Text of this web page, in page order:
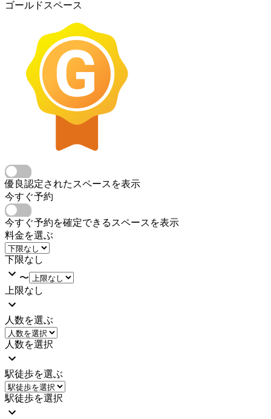
ゴールドスペース
優良認定されたスペースを表示
今すぐ予約
今すぐ予約を確定できるスペースを表示
料金を選ぶ
下限なし
〜
上限なし
人数を選ぶ
人数を選択
駅徒歩を選ぶ
駅徒歩を選択